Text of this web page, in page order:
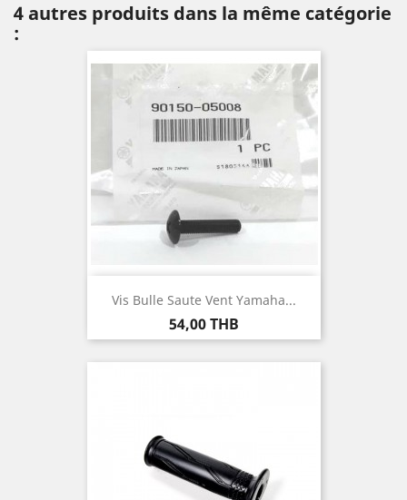
4 autres produits dans la même catégorie
:
Vis Bulle Saute Vent Yamaha...
Prix
54,00 THB